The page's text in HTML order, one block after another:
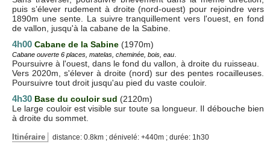
puis s’élever rudement à droite (nord-ouest) pour rejoindre vers
1890m une sente. La suivre tranquillement vers l'ouest, en fond
de vallon, jusqu'à la cabane de la Sabine.
4h00 Cabane de la Sabine (1970m)
Cabane ouverte 6 places, matelas, cheminée, bois, eau
Poursuivre à l'ouest, dans le fond du vallon, à droite du ruisseau.
Vers 2020m, s'élever à droite (nord) sur des pentes rocailleuses.
Poursuivre tout droit jusqu'au pied du vaste couloir.
4h30 Base du couloir sud (2120m)
Le large couloir est visible sur toute sa longueur. Il débouche bien
à droite du sommet.
Itinéraire distance: 0.8km ; dénivelé: +440m ; durée: 1h30